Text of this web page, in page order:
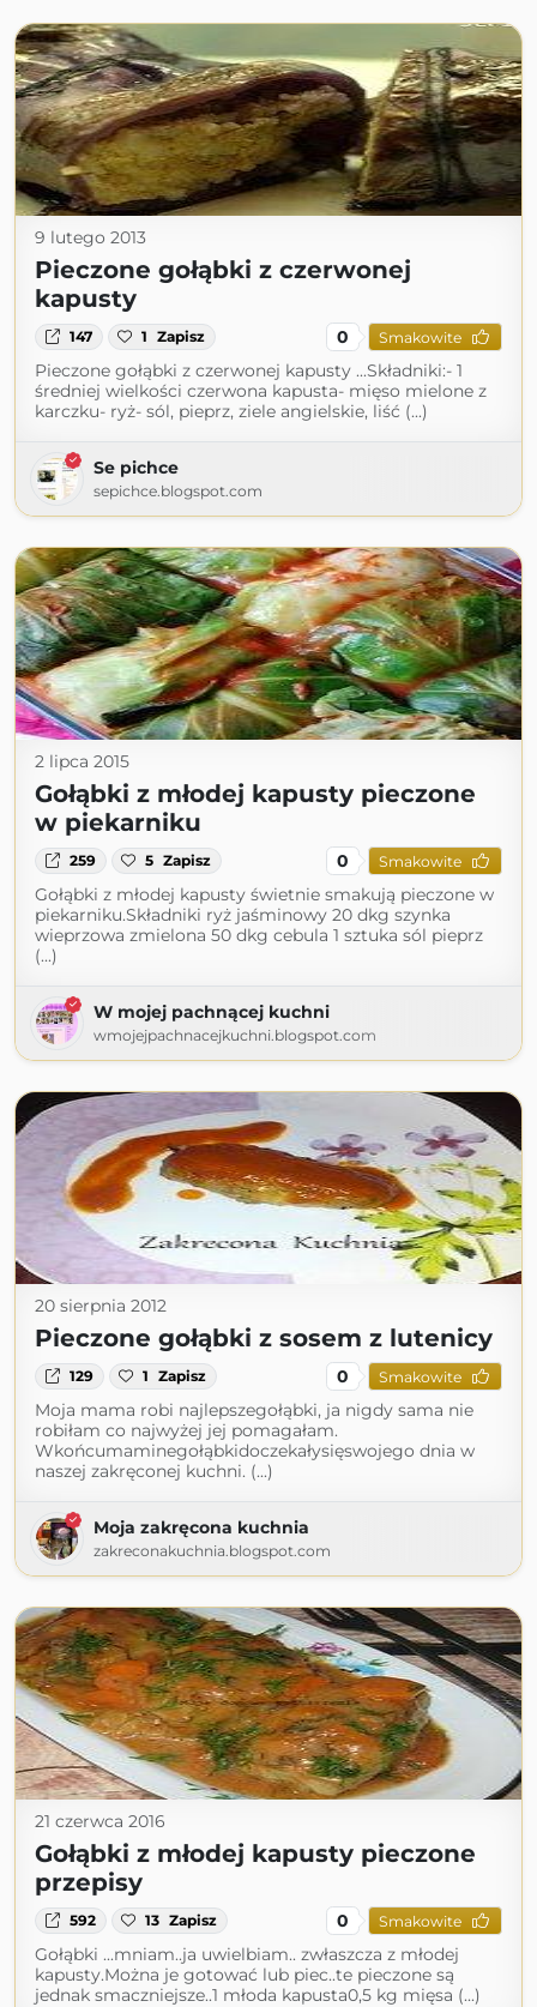
9 lutego 2013
Pieczone gołąbki z czerwonej
kapusty
147 1 Zapisz 0 Smakowite
Pieczone gołąbki z czerwonej kapusty ...Składniki:- 1
średniej wielkości czerwona kapusta- mięso mielone z
karczku- ryż- sól, pieprz, ziele angielskie, liść (...)
Se pichce
sepichce.blogspot.com
2 lipca 2015
Gołąbki z młodej kapusty pieczone
w piekarniku
259 5 Zapisz 0 Smakowite
Gołąbki z młodej kapusty świetnie smakują pieczone w
piekarniku.Składniki ryż jaśminowy 20 dkg szynka
wieprzowa zmielona 50 dkg cebula 1 sztuka sól pieprz
(...)
W mojej pachnącej kuchni
wmojejpachnacejkuchni.blogspot.com
20 sierpnia 2012
Pieczone gołąbki z sosem z lutenicy
129 1 Zapisz 0 Smakowite
Moja mama robi najlepszegołąbki, ja nigdy sama nie
robiłam co najwyżej jej pomagałam.
Wkońcumaminegołąbkidoczekałysięswojego dnia w
naszej zakręconej kuchni. (...)
Moja zakręcona kuchnia
zakreconakuchnia.blogspot.com
21 czerwca 2016
Gołąbki z młodej kapusty pieczone
przepisy
592 13 Zapisz 0 Smakowite
Gołąbki ...mniam..ja uwielbiam.. zwłaszcza z młodej
kapusty.Można je gotować lub piec..te pieczone są
jednak smaczniejsze..1 młoda kapusta0,5 kg mięsa (...)